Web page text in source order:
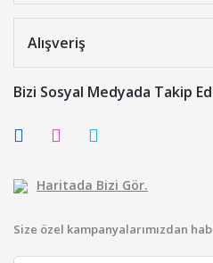
Alışveriş
Bizi Sosyal Medyada Takip
Haritada Bizi Gör.
Size özel kampanyalarımızdan